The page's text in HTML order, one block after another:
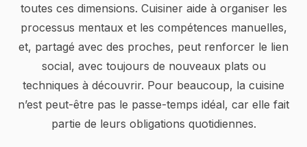
toutes ces dimensions. Cuisiner aide à organiser les
processus mentaux et les compétences manuelles,
et, partagé avec des proches, peut renforcer le lien
social, avec toujours de nouveaux plats ou
techniques à découvrir. Pour beaucoup, la cuisine
n’est peut-être pas le passe-temps idéal, car elle fait
partie de leurs obligations quotidiennes.